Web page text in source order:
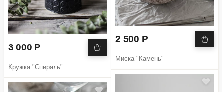
3 000 Р
Кружка "Спираль"
2 500 Р
Миска "Камень"